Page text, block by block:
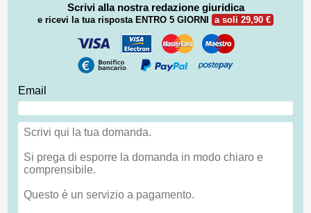
Scrivi alla nostra redazione giuridica
e ricevi la tua risposta ENTRO 5 GIORNI a soli 29,90 €
Email